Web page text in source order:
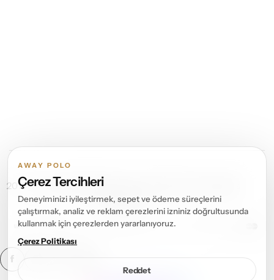
2013 – 2026 ©Away Polo
reserved.
AWAY POLO
Çerez Tercihleri
Deneyiminizi iyileştirmek, sepet ve ödeme süreçlerini
çalıştırmak, analiz ve reklam çerezlerini izniniz doğrultusunda
kullanmak için çerezlerden yararlanıyoruz.
Çerez Politikası
Reddet